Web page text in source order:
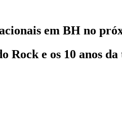
em BH no
Rock e os 10 anos